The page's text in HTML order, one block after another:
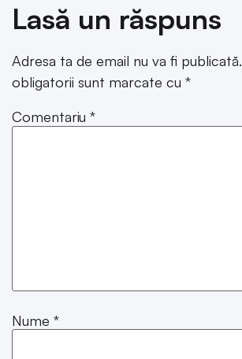
Lasă un răspuns
Adresa ta de email nu va fi publicată.
obligatorii sunt marcate cu *
Comentariu *
Nume *